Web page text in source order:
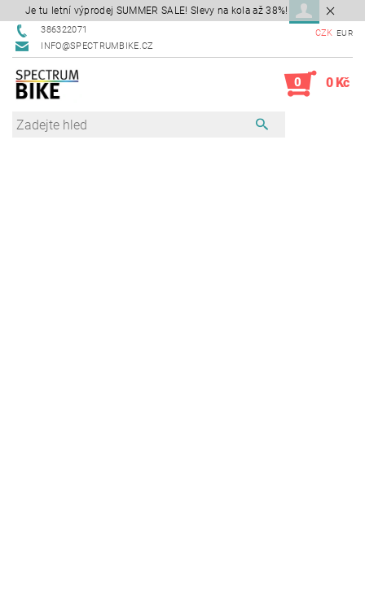
Je tu letní výprodej SUMMER SALE! Slevy na kola až 38%!
386322071
INFO@SPECTRUMBIKE.CZ
CZK EUR
0 0 Kč